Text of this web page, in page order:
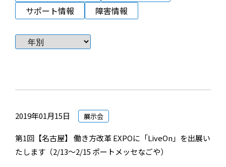
サポート情報
障害情報
2019年01月15日 展示会
第1回【名古屋】 働き方改革 EXPOに「LiveOn」を出展い
たします（2/13～2/15 ポートメッセなごや）